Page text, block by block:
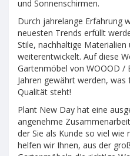
und Sonnenschirmen.
Durch jahrelange Erfahrung
neuesten Trends erfüllt
Stile, nachhaltige
weiterentwickelt. Auf diese
Gartenmöbel von WOOOD /
Jahren gewährt werden,
Qualität steht!
Plant New Day hat eine
angenehme
der Sie als Kunde so viel wie
helfen wir Ihnen, aus der